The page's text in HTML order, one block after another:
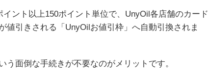
イント以上150ポイント単位で、UnyOil各店舗のカード
値引きされる「UnyOilお値引枠」へ自動引換されま
う面倒な手続きが不要なのがメリットです。